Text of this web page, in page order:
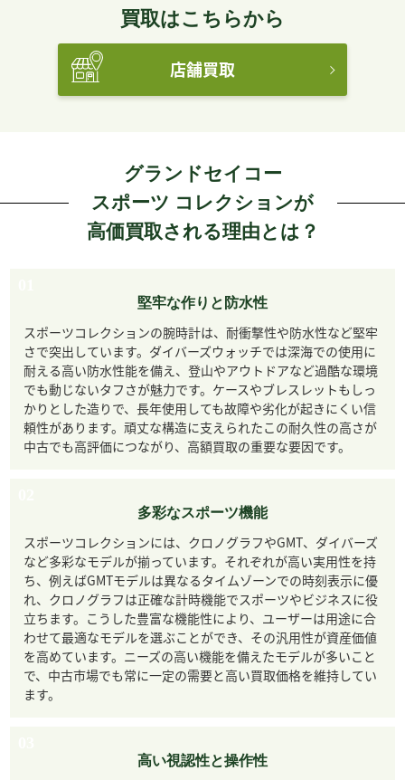
買取はこちらから
店舗買取
グランドセイコー
スポーツ コレクションが
高価買取される理由とは？
堅牢な作りと防水性
スポーツコレクションの腕時計は、耐衝撃性や防水性など堅牢
さで突出しています。ダイバーズウォッチでは深海での使用に
耐える高い防水性能を備え、登山やアウトドアなど過酷な環境
でも動じないタフさが魅力です。ケースやブレスレットもしっ
かりとした造りで、長年使用しても故障や劣化が起きにくい信
頼性があります。頑丈な構造に支えられたこの耐久性の高さが
中古でも高評価につながり、高額買取の重要な要因です。
多彩なスポーツ機能
スポーツコレクションには、クロノグラフやGMT、ダイバーズ
など多彩なモデルが揃っています。それぞれが高い実用性を持
ち、例えばGMTモデルは異なるタイムゾーンでの時刻表示に優
れ、クロノグラフは正確な計時機能でスポーツやビジネスに役
立ちます。こうした豊富な機能性により、ユーザーは用途に合
わせて最適なモデルを選ぶことができ、その汎用性が資産価値
を高めています。ニーズの高い機能を備えたモデルが多いこと
で、中古市場でも常に一定の需要と高い買取価格を維持してい
ます。
高い視認性と操作性